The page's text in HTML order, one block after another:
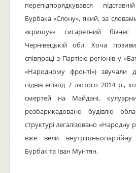
перепідпорядкувався
Бурбака «Слону», який, за
«кришує» сигаретний
Чернівецькій обл. Хоча
співпраці з Партією регіонів у
«Народному фронті») звучали
підвів епізод 7 лютого 2014 р.,
смертей на Майдані,
розбарикадовано будівлю
структурі легалізовано «Народну
вже вели
Бурбак та Іван Мунтян.